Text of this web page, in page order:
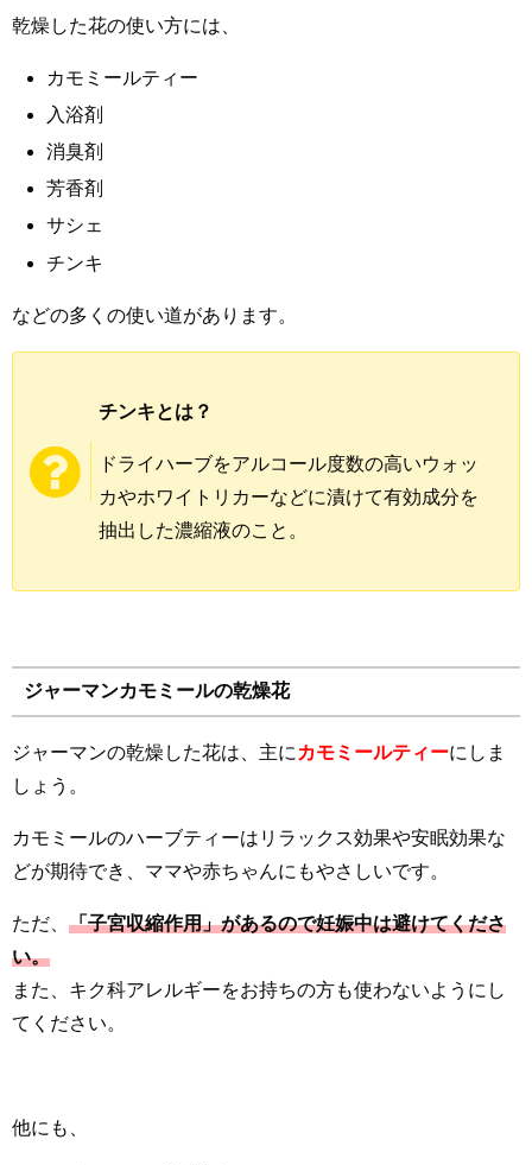
乾燥した花の使い方には、
カモミールティー
入浴剤
消臭剤
芳香剤
サシェ
チンキ
などの多くの使い道があります。
チンキとは？
ドライハーブをアルコール度数の高いウォッ
カやホワイトリカーなどに漬けて有効成分を
抽出した濃縮液のこと。
ジャーマンカモミールの乾燥花
ジャーマンの乾燥した花は、主に カモミールティーにしま
しょう。
カモミールのハーブティーはリラックス効果や安眠効果な
どが期待でき、ママや赤ちゃんにもやさしいです。
ただ、 「子宮収縮作用」があるので妊娠中は避けてくださ
い。
また、キク科アレルギーをお持ちの方も使わないようにし
てください。
他にも、